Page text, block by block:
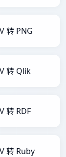
转 PNG
转 Qlik
转 RDF
转 Ruby